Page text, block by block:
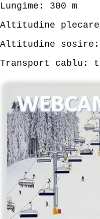
Lungime: 300 m
Altitudine
Altitudine sosire:
Transport cablu: